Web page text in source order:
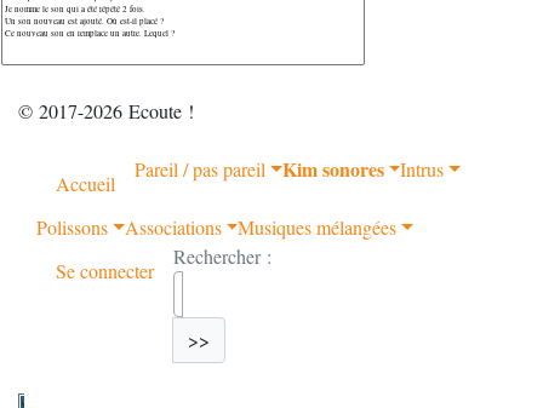
© 2017-2026 Ecoute !
Accueil
Pareil / pas pareil Kim sonores Intrus
Polissons Associations
Musiques mélangées
Se connecter
Rechercher :
>>